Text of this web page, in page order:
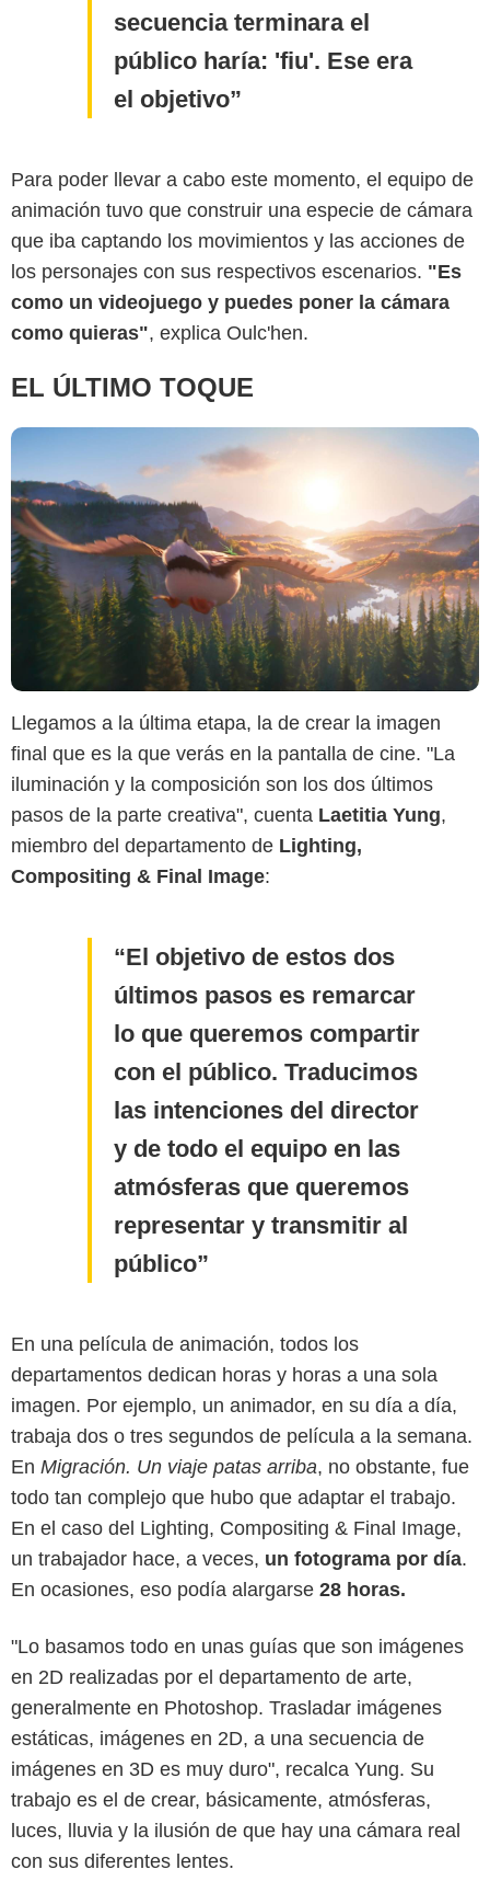
secuencia terminara el
público haría: 'fiu'. Ese era
el objetivo
Para poder llevar a cabo este momento, el equipo de
animación tuvo que construir una especie de cámara
que iba captando los movimientos y las acciones de
los personajes con sus respectivos escenarios. "Es
como un videojuego y puedes poner la cámara
como quieras", explica Oulc'hen.
EL ÚLTIMO TOQUE
Illumination Studios
Llegamos a la última etapa, la de crear la imagen
final que es la que verás en la pantalla de cine. "La
iluminación y la composición son los dos últimos
pasos de la parte creativa", cuenta Laetitia Yung,
miembro del departamento de Lighting,
Compositing & Final Image:
El objetivo de estos dos
últimos pasos es remarcar
lo que queremos compartir
con el público. Traducimos
las intenciones del director
y de todo el equipo en las
atmósferas que queremos
representar y transmitir al
público
En una película de animación, todos los
departamentos dedican horas y horas a una sola
imagen. Por ejemplo, un animador, en su día a día,
trabaja dos o tres segundos de película a la semana.
En Migración. Un viaje patas arriba, no obstante, fue
todo tan complejo que hubo que adaptar el trabajo.
En el caso del Lighting, Compositing & Final Image,
un trabajador hace, a veces, un fotograma por día.
En ocasiones, eso podía alargarse 28 horas.
"Lo basamos todo en unas guías que son imágenes
en 2D realizadas por el departamento de arte,
generalmente en Photoshop. Trasladar imágenes
estáticas, imágenes en 2D, a una secuencia de
imágenes en 3D es muy duro", recalca Yung. Su
trabajo es el de crear, básicamente, atmósferas,
luces, lluvia y la ilusión de que hay una cámara real
con sus diferentes lentes.